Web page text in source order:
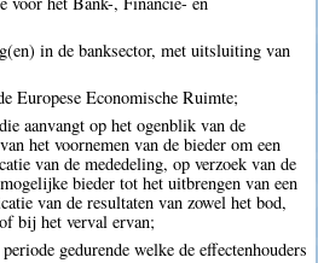
in de banksector, met uitsluiting van
Europese Economische Ruimte;
aanvangt op het ogenblik van de
het voornemen van de bieder om een
van de mededeling, op verzoek van de
bieder tot het uitbrengen van een
van de resultaten van zowel het bod,
bij het verval ervan;
gedurende welke de effectenhouders